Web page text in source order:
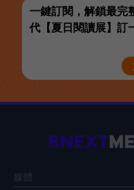
一鍵訂閱，解鎖最完
代【夏日閱讀展】訂
媒體